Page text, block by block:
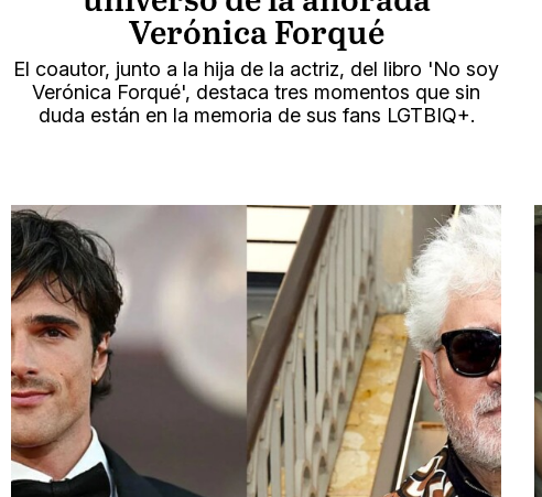
Verónica Forqué
El coautor, junto a la hija de la actriz, del libro 'No soy
Verónica Forqué', destaca tres momentos que sin
duda están en la memoria de sus fans LGTBIQ+.